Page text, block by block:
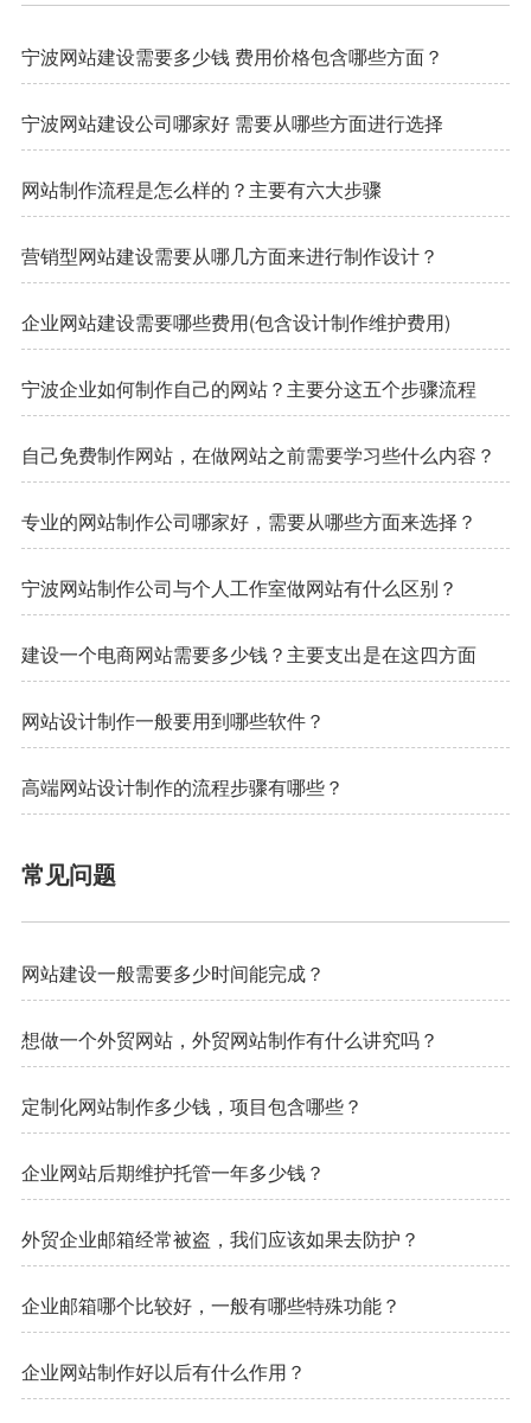
宁波网站建设需要多少钱 费用价格包含哪些方面？
宁波网站建设公司哪家好 需要从哪些方面进行选择
网站制作流程是怎么样的？主要有六大步骤
营销型网站建设需要从哪几方面来进行制作设计？
企业网站建设需要哪些费用(包含设计制作维护费用)
宁波企业如何制作自己的网站？主要分这五个步骤流程
自己免费制作网站，在做网站之前需要学习些什么内容？
专业的网站制作公司哪家好，需要从哪些方面来选择？
宁波网站制作公司与个人工作室做网站有什么区别？
建设一个电商网站需要多少钱？主要支出是在这四方面
网站设计制作一般要用到哪些软件？
高端网站设计制作的流程步骤有哪些？
常见问题
网站建设一般需要多少时间能完成？
想做一个外贸网站，外贸网站制作有什么讲究吗？
定制化网站制作多少钱，项目包含哪些？
企业网站后期维护托管一年多少钱？
外贸企业邮箱经常被盗，我们应该如果去防护？
企业邮箱哪个比较好，一般有哪些特殊功能？
企业网站制作好以后有什么作用？